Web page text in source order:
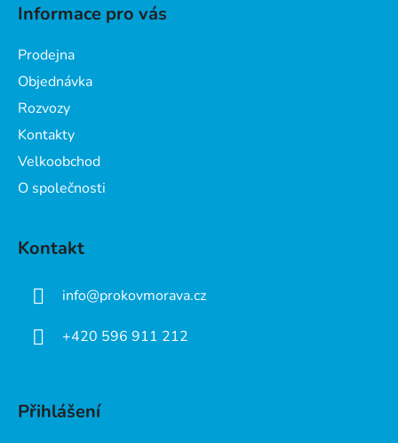
Informace pro vás
Prodejna
Objednávka
Rozvozy
Kontakty
Velkoobchod
O společnosti
Kontakt
info@prokovmorava.cz
+420 596 911 212
Přihlášení